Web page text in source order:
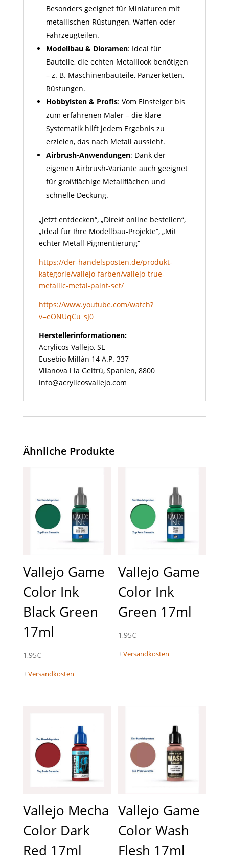
Besonders geeignet für Miniaturen mit
metallischen Rüstungen, Waffen oder
Fahrzeugteilen.
Modellbau & Dioramen: Ideal für
Bauteile, die echten Metall­look benötigen
– z. B. Maschinenbauteile, Panzer­ketten,
Rüstungen.
Hobbyisten & Profis: Vom Einsteiger bis
zum erfahrenen Maler – die klare
Systematik hilft jedem Ergebnis zu
erzielen, das nach Metall aussieht.
Airbrush-Anwendungen: Dank der
eigenen Airbrush-Variante auch geeignet
für großflächige Metallflächen und
schnelle Deckung.
„Jetzt entdecken“, „Direkt online bestellen“,
„Ideal für Ihre Modellbau-Projekte“, „Mit
echter Metall-Pigmentierung“
https://der-handelsposten.de/produkt-
kategorie/vallejo-farben/vallejo-true-
metallic-metal-paint-set/
https://www.youtube.com/watch?
v=eONUqCu_sJ0
Herstellerinformationen:
Acrylicos Vallejo, SL
Eusebio Millán 14 A.P. 337
Vilanova i la Geltrú, Spanien, 8800
info@acrylicosvallejo.com
Ähnliche Produkte
Vallejo Game
Color Ink
Black Green
17ml
1,95€
+Versandkosten
Vallejo Game
Color Ink
Green 17ml
1,95€
+Versandkosten
Vallejo Mecha
Color Dark
Red 17ml
Vallejo Game
Color Wash
Flesh 17ml